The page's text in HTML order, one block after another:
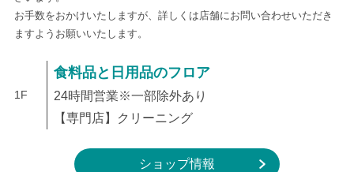
お手数をおかけいたしますが、詳しくは店舗にお問い合わせいただき
ますようお願いいたします。
1F
食料品と日用品のフロア
24時間営業※一部除外あり
【専門店】クリーニング
ショップ情報